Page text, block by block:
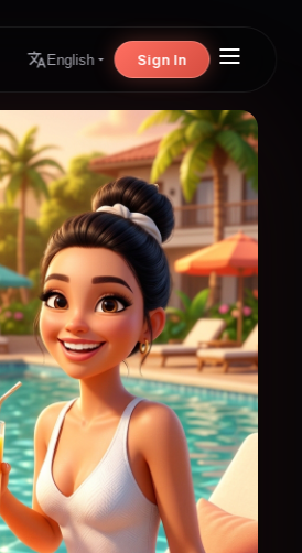
English Sign In